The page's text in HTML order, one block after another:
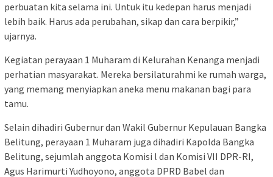
perbuatan kita selama ini. Untuk itu kedepan harus menjadi
lebih baik. Harus ada perubahan, sikap dan cara berpikir,”
ujarnya.
Kegiatan perayaan 1 Muharam di Kelurahan Kenanga menjadi
perhatian masyarakat. Mereka bersilaturahmi ke rumah warga,
yang memang menyiapkan aneka menu makanan bagi para
tamu.
Selain dihadiri Gubernur dan Wakil Gubernur Kepulauan Bangka
Belitung, perayaan 1 Muharam juga dihadiri Kapolda Bangka
Belitung, sejumlah anggota Komisi l dan Komisi VII DPR-RI,
Agus Harimurti Yudhoyono, anggota DPRD Babel dan